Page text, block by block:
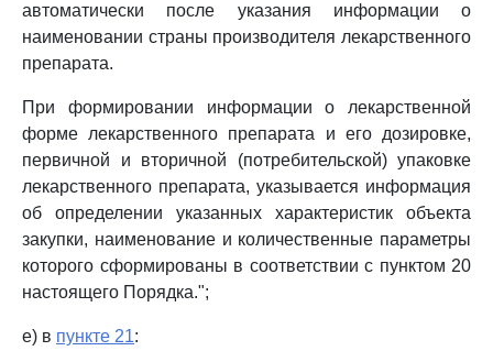
автоматически после указания информации о
наименовании страны производителя лекарственного
препарата.
При формировании информации о лекарственной
форме лекарственного препарата и его дозировке,
первичной и вторичной (потребительской) упаковке
лекарственного препарата, указывается информация
об определении указанных характеристик объекта
закупки, наименование и количественные параметры
которого сформированы в соответствии с пунктом 20
настоящего Порядка.";
е) в пункте 21: